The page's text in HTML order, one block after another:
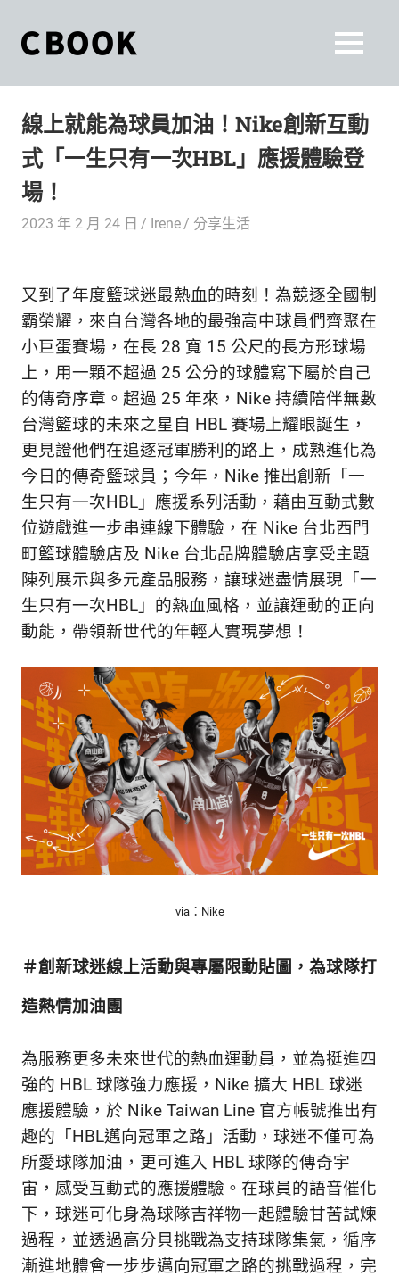
content
和
你
一
起
出
自
己
的
生
活
態
度
World.」
是
一
本
最
妳
生
活
的
雜
誌。
最
精
采
豐
富
時
尚
潮
生
活
遊、
性
座、
奇
內
容，
二
你
一
起
找
到
專
屬
的
活
態
度。
MENU
線上就能為球員加油！Nike創新互動
式「一生只有一次HBL」應援體驗登
場！
2023 年 2 月 24 日 Irene 分享生活
又到了年度籃球迷最熱血的時刻！為競逐全國制
霸榮耀，來自台灣各地的最強高中球員們齊聚在
小巨蛋賽場，在長 28 寬 15 公尺的長方形球場
上，用一顆不超過 25 公分的球體寫下屬於自己
的傳奇序章。超過 25 年來，Nike 持續陪伴無數
台灣籃球的未來之星自 HBL 賽場上耀眼誕生，
更見證他們在追逐冠軍勝利的路上，成熟進化為
今日的傳奇籃球員；今年，Nike 推出創新「一
生只有一次HBL」應援系列活動，藉由互動式數
位遊戲進一步串連線下體驗，在 Nike 台北西門
町籃球體驗店及 Nike 台北品牌體驗店享受主題
陳列展示與多元產品服務，讓球迷盡情展現「一
生只有一次HBL」的熱血風格，並讓運動的正向
動能，帶領新世代的年輕人實現夢想！
via：Nike
＃創新球迷線上活動與專屬限動貼圖， 為球隊打
造熱情加油團
為服務更多未來世代的熱血運動員，並為挺進四
強的 HBL 球隊強力應援，Nike 擴大 HBL 球迷
應援體驗，於 Nike Taiwan Line 官方帳號推出有
趣的「HBL邁向冠軍之路」活動，球迷不僅可為
所愛球隊加油，更可進入 HBL 球隊的傳奇宇
宙，感受互動式的應援體驗。在球員的語音催化
下，球迷可化身為球隊吉祥物一起體驗甘苦試煉
過程，並透過高分貝挑戰為支持球隊集氣，循序
漸進地體會一步步邁向冠軍之路的挑戰過程，完